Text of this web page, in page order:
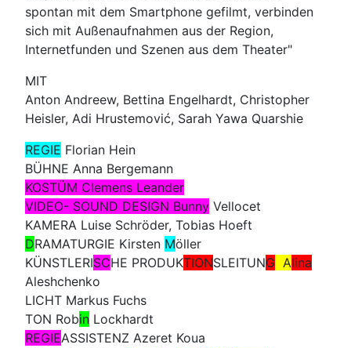
spontan mit dem Smartphone gefilmt, verbinden
sich mit Außenaufnahmen aus der Region,
Internetfunden und Szenen aus dem Theater"
MIT
Anton Andreew, Bettina Engelhardt, Christopher
Heisler, Adi Hrustemović, Sarah Yawa Quarshie
REGIE Florian Hein
BÜHNE Anna Bergemann
KOSTÜM Clemens Leander
VIDEO- SOUND DESIGN Bunny Vellocet
KAMERA Luise Schröder, Tobias Hoeft
DRAMATURGIE Kirsten Möller
KÜNSTLERISCHE PRODUKTIONSLEITUNG Alina
Aleshchenko
LICHT Markus Fuchs
TON Robin Lockhardt
REGIEASSISTENZ Azeret Koua